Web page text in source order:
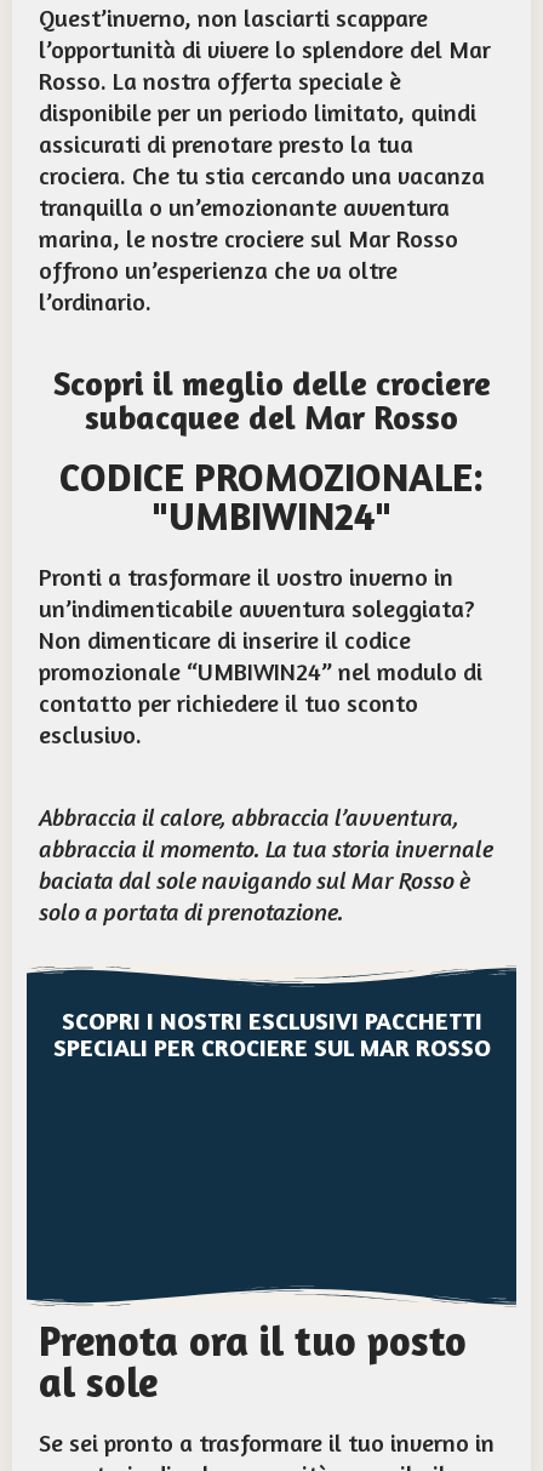
Quest’inverno, non lasciarti scappare
l’opportunità di vivere lo splendore del Mar
Rosso. La nostra offerta speciale è
disponibile per un periodo limitato, quindi
assicurati di prenotare presto la tua
crociera. Che tu stia cercando una vacanza
tranquilla o un’emozionante avventura
marina, le nostre crociere sul Mar Rosso
offrono un’esperienza che va oltre
l’ordinario.
Scopri il meglio delle crociere
subacquee del Mar Rosso
CODICE PROMOZIONALE:
"UMBIWIN24"
Pronti a trasformare il vostro inverno in
un’indimenticabile avventura soleggiata?
Non dimenticare di inserire il codice
promozionale “UMBIWIN24” nel modulo di
contatto per richiedere il tuo sconto
esclusivo.
Abbraccia il calore, abbraccia l’avventura,
abbraccia il momento. La tua storia invernale
baciata dal sole navigando sul Mar Rosso è
solo a portata di prenotazione.
SCOPRI I NOSTRI ESCLUSIVI PACCHETTI
SPECIALI PER CROCIERE SUL MAR ROSSO
Prenota ora il tuo posto
al sole
Se sei pronto a trasformare il tuo inverno in